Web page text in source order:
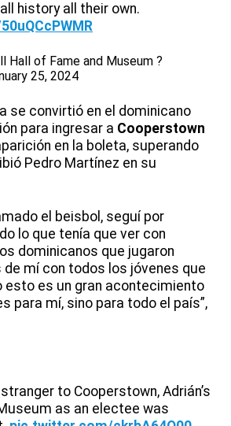
history all their own.
Hall of Fame and Museum ?
25, 2024
se convirtió en el dominicano
para ingresar a Cooperstown
en la boleta, superando
Pedro Martínez en su
el beisbol, seguí por
lo que tenía que ver con
dominicanos que jugaron
mí con todos los jóvenes que
esto es un gran acontecimiento
para mí, sino para todo el país”,
to Cooperstown, Adrián’s
as an electee was